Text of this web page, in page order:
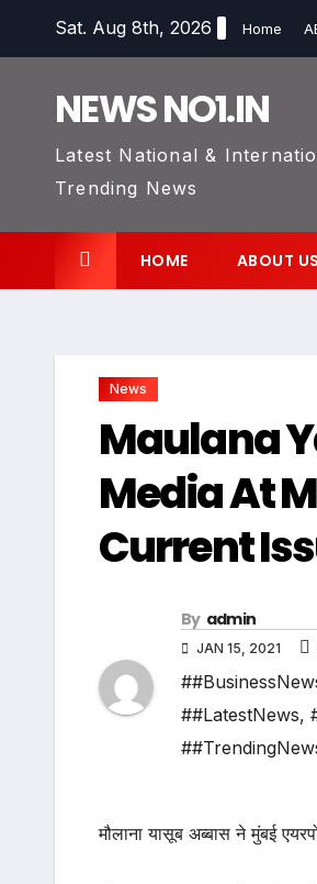
Sat. Aug 8th, 2026 Home
NEWS NO1.IN
Latest National &
Trending News
HOME ABOUT US
News
Maulana
Media At
Current
By admin
JAN 15, 2021
##LatestNews,
मौलाना यासूब अब्बास ने मुंबई